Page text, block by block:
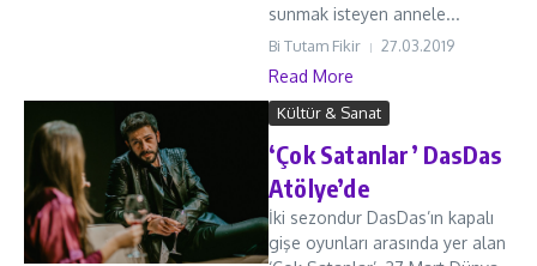
sunmak isteyen annele...
Bi Tutam Fikir 27.03.2019
Read More
Kültür & Sanat
‘Çok Satanlar’ DasDas
Atölye’de
İki sezondur DasDas’ın kapalı
gişe oyunları arasında yer alan